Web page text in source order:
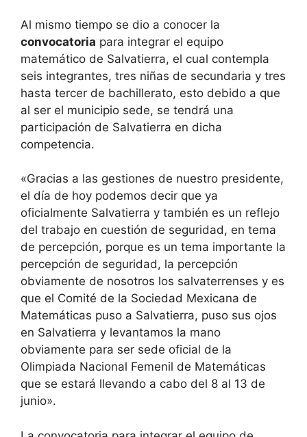
Al mismo tiempo se dio a conocer la
convocatoria para integrar el equipo
matemático de Salvatierra, el cual contempla
seis integrantes, tres niñas de secundaria y tres
hasta tercer de bachillerato, esto debido a que
al ser el municipio sede, se tendrá una
participación de Salvatierra en dicha
competencia.
«Gracias a las gestiones de nuestro presidente,
el día de hoy podemos decir que ya
oficialmente Salvatierra y también es un reflejo
del trabajo en cuestión de seguridad, en tema
de percepción, porque es un tema importante la
percepción de seguridad, la percepción
obviamente de nosotros los salvaterrenses y es
que el Comité de la Sociedad Mexicana de
Matemáticas puso a Salvatierra, puso sus ojos
en Salvatierra y levantamos la mano
obviamente para ser sede oficial de la
Olimpiada Nacional Femenil de Matemáticas
que se estará llevando a cabo del 8 al 13 de
junio».